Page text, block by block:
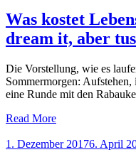
Was kostet
dream it, aber
Die Vorstellung, wie es
Sommermorgen:
eine Runde mit den
Read More
Posted
1. Dezember 20176. April